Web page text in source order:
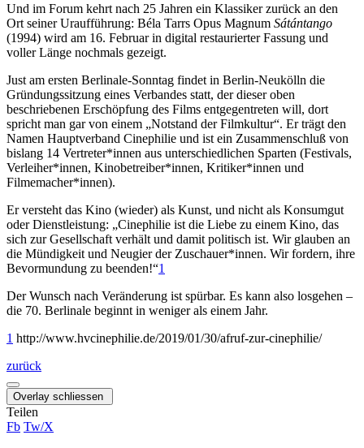
Und im Forum kehrt nach 25 Jahren ein Klassiker zurück an den
Ort seiner Uraufführung: Béla Tarrs Opus Magnum Sátántango
(1994) wird am 16. Februar in digital restaurierter Fassung und
voller Länge nochmals gezeigt.
Just am ersten Berlinale-Sonntag findet in Berlin-Neukölln die
Gründungssitzung eines Verbandes statt, der dieser oben
beschriebenen Erschöpfung des Films entgegentreten will, dort
spricht man gar von einem „Notstand der Filmkultur“. Er trägt den
Namen Hauptverband Cinephilie und ist ein Zusammenschluß von
bislang 14 Vertreter*innen aus unterschiedlichen Sparten (Festivals,
Verleiher*innen, Kinobetreiber*innen, Kritiker*innen und
Filmemacher*innen).
Er versteht das Kino (wieder) als Kunst, und nicht als Konsumgut
oder Dienstleistung: „Cinephilie ist die Liebe zu einem Kino, das
sich zur Gesellschaft verhält und damit politisch ist. Wir glauben an
die Mündigkeit und Neugier der Zuschauer*innen. Wir fordern, ihre
Bevormundung zu beenden!“1
Der Wunsch nach Veränderung ist spürbar. Es kann also losgehen –
die 70. Berlinale beginnt in weniger als einem Jahr.
1 http://www.hvcinephilie.de/2019/01/30/afruf-zur-cinephilie/
zurück
Overlay schliessen
Teilen
Fb Tw/X